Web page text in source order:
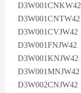
D3W001CNKW42
D3W001CNTW42
D3W001CVJW42
D3W001FNJW42
D3W001KNJW42
D3W001MNJW42
D3W002CNJW42